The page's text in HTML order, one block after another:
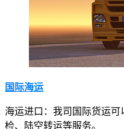
国际海运
海运进口：我司国际货运
检、陆空转运等服务。